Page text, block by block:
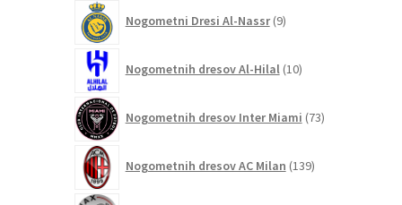
Nogometni Dresi Al-Nassr 9izdelkov
Nogometnih dresov Al-Hilal 10izdelkov
Nogometnih dresov Inter Miami 73izdelkov
Nogometnih dresov AC Milan 139izdelkov